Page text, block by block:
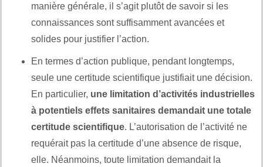
manière générale, il s’agit plutôt de savoir si les
connaissances sont suffisamment avancées et
solides pour justifier l’action.
En termes d’action publique, pendant longtemps,
seule une certitude scientifique justifiait une décision.
En particulier, une limitation d’activités industrielles
à potentiels effets sanitaires demandait une totale
certitude scientifique. L’autorisation de l’activité ne
requérait pas la certitude d’une absence de risque,
elle. Néanmoins, toute limitation demandait la